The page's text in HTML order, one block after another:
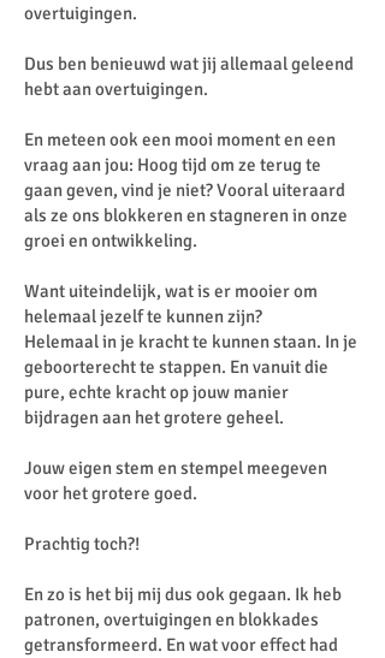
overtuigingen.
Dus ben benieuwd wat jij allemaal geleend
hebt aan overtuigingen.
En meteen ook een mooi moment en een
vraag aan jou: Hoog tijd om ze terug te
gaan geven, vind je niet? Vooral uiteraard
als ze ons blokkeren en stagneren in onze
groei en ontwikkeling.
Want uiteindelijk, wat is er mooier om
helemaal jezelf te kunnen zijn?
Helemaal in je kracht te kunnen staan. In je
geboorterecht te stappen. En vanuit die
pure, echte kracht op jouw manier
bijdragen aan het grotere geheel.
Jouw eigen stem en stempel meegeven
voor het grotere goed.
Prachtig toch?!
En zo is het bij mij dus ook gegaan. Ik heb
patronen, overtuigingen en blokkades
getransformeerd. En wat voor effect had